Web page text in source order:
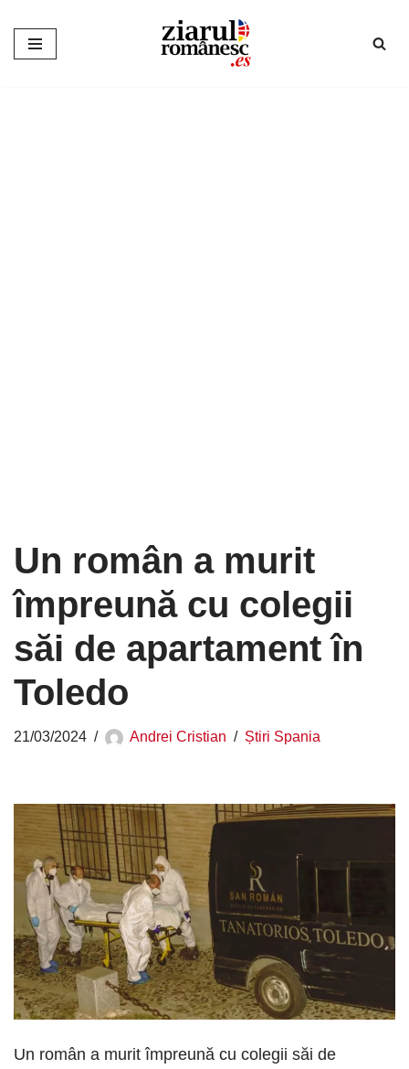
Sari
Un român a murit
împreună cu colegii
săi de apartament în
Toledo
21/03/2024 Andrei Cristian Știri Spania
Un român a murit împreună cu colegii săi de